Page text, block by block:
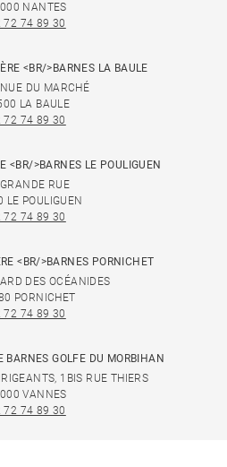
NANTES
72 74 89 30
<BR/>BARNES LA BAULE
DU MARCHÉ
LA BAULE
72 74 89 30
<BR/>BARNES LE POULIGUEN
RUE
LE POULIGUEN
72 74 89 30
<BR/>BARNES PORNICHET
DES OCÉANIDES
PORNICHET
72 74 89 30
BARNES GOLFE DU MORBIHAN
1BIS RUE THIERS
VANNES
72 74 89 30